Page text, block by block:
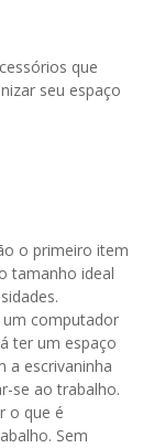
que
seu espaço
o primeiro item
tamanho ideal
um computador
ter um espaço
a escrivaninha
se ao trabalho.
o que é
Sem